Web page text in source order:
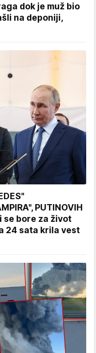
dok je muž bio
na deponiji,
PUTINOVIH
se bore za život
24 sata krila vest